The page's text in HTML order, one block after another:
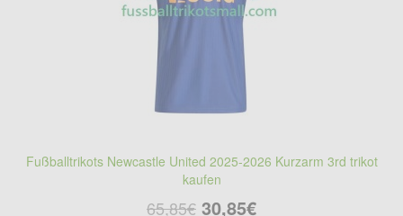
Fußballtrikots Newcastle United 2025-2026 Kurzarm 3rd trikot
kaufen
65,85€ 30,85€